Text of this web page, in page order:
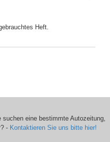
Heft.
eine bestimmte Autozeitung,
- Kontaktieren Sie uns bitte hier!